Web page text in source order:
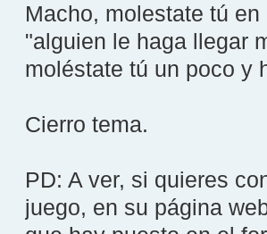
Macho, molestate tú
"alguien le haga llegar
moléstate tú un poco y
Cierro tema.
PD: A ver, si quieres
juego, en su página